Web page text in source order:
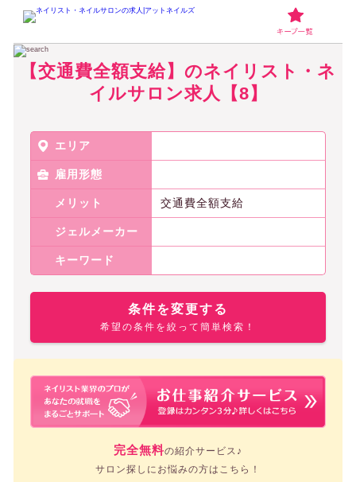
ネイリスト・ネイルサロンの求人アットネイルズ 【交通費全額支給】の
【交通費全額支給】のネイリスト・ネ
イルサロン求人【8】
エリア
雇用形態
メリット 交通費全額支給
ジェルメーカー
キーワード
条件を変更する
希望の条件を絞って簡単検索！
完全無料の紹介サービス♪
サロン探しにお悩みの方はこちら！